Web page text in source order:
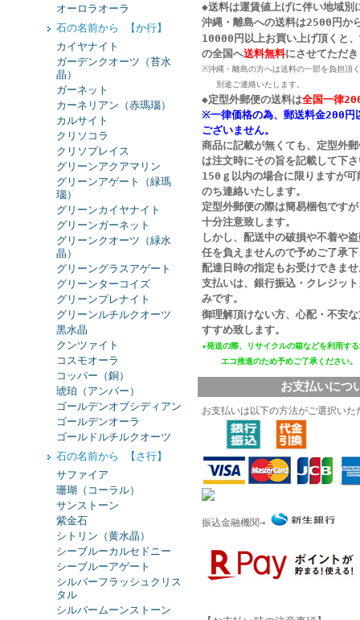
オーロラオーラ
石の名前から 【か行】
カイヤナイト
ガーデンクオーツ（苔水
晶）
ガーネット
カーネリアン（赤瑪瑙）
カルサイト
クリソコラ
クリソプレイス
グリーンアクアマリン
グリーンアゲート（緑瑪
瑙）
グリーンカイヤナイト
グリーンガーネット
グリーンクオーツ（緑水
晶）
グリーングラスアゲート
グリーンターコイズ
グリーンプレナイト
グリーンルチルクオーツ
黒水晶
クンツァイト
コスモオーラ
コッパー（銅）
琥珀（アンバー）
ゴールデンオブシディアン
ゴールデンオーラ
ゴールドルチルクオーツ
石の名前から 【さ行】
サファイア
珊瑚（コーラル）
サンストーン
紫金石
シトリン（黄水晶）
シーブルーカルセドニー
シーブルーアゲート
シルバーフラッシュクリス
タル
シルバームーンストーン
◆送料は運賃値上げに伴い地域別
沖縄・離島への送料は2500円か
10000円以上お買い上げ頂くと
の全国へ送料無料にさせてただ
※沖縄・離島の方へは送料の一部を負担頂
別途ご連絡いたします。
◆定型外郵便の送料は全国一律
※一律価格の為、郵送料金200円
ございません。
商品に記載が無くても、定型外
は注文時にその旨を記載して下
150ｇ以内の場合に限りますが
のち連絡いたします。
定型外郵便の際は簡易梱包です
十分注意致します。
しかし、配送中の破損や不着や
任を負えませんので予めご了承
配達日時の指定もお受けできま
支払いは、銀行振込・クレジッ
みです。
御理解頂けない方、心配・不安
すすめ致します。
★発送の際、リサイクルの箱などを利用す
エコ推進のため予めご了承ください。
お支払いにつ
お支払いは以下の方法がご選択いた
振込金融機関→